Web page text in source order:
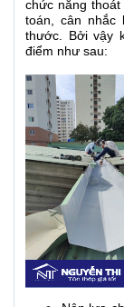
chức năng
toán, cân nhắc
thước. Bởi vậy
điểm như sau: